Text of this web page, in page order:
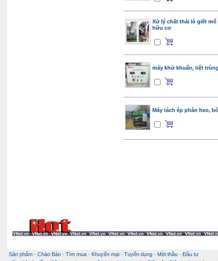
Xử lý chất thải lò giết
hữu cơ
máy khử khuẩn, tiệt
Máy tách ép phân heo,
Sản phẩm - Chào Bán - Tìm mua - Khuyến mại - Tuyển dụng - Mời thầu - Đầu tư